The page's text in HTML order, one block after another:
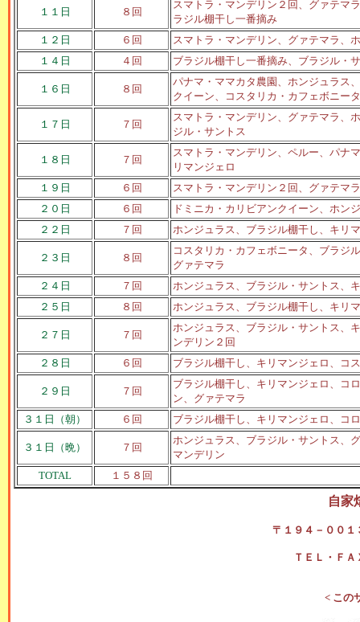
１１日 ８回
スマトラ・マンデリン２回、グァテマ
ラジル棚干し一番摘み
１２日
６回
スマトラ・マンデリン、グァテマラ、
１４日
４回 ブラジル棚干し一番摘み、ブラジル・
１６日 ８回
パナマ・ママカタ農園、ホンジュラス
クイーン、コスタリカ・カフェボニータ
１７日 ７回
スマトラ・マンデリン、グァテマラ、
ジル・サントス
１８日 ７回
スマトラ・マンデリン、ペルー、パナ
リマンジェロ
１９日
６回
スマトラ・マンデリン２回、グァテマ
２０日
６回
ドミニカ・カリビアンクイーン、ホン
２２日
７回 ホンジュラス、ブラジル棚干し、キリ
２３日 ８回
コスタリカ・カフェボニータ、ブラジ
グァテマラ
２４日
７回
ホンジュラス、ブラジル・サントス、
２５日
８回 ホンジュラス、ブラジル棚干し、キリ
２７日 ７回
ホンジュラス、ブラジル・サントス、
ンデリン２回
２８日
６回 ブラジル棚干し、キリマンジェロ、コ
２９日 ７回
ブラジル棚干し、キリマンジェロ、コ
ン、グァテマラ
３１日（朝）
６回 ブラジル棚干し、キリマンジェロ、コ
３１日（晩） ７回
ホンジュラス、ブラジル・サントス、
マンデリン
TOTAL
１５８回
自家
〒１９４－００１
ＴＥＬ・Ｆ
< この